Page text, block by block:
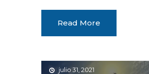
Read More
julio 31, 2021